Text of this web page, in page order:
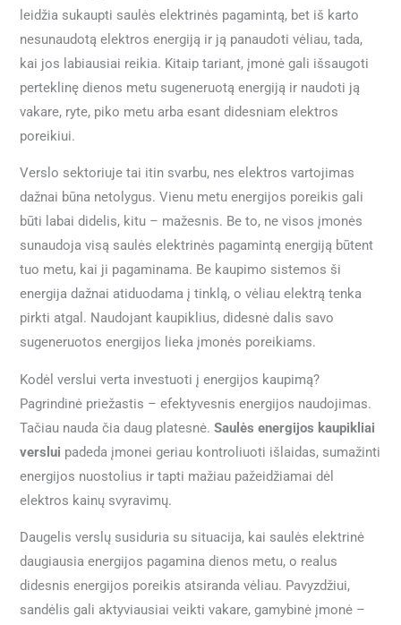
leidžia sukaupti saulės elektrinės pagamintą, bet iš karto
nesunaudotą elektros energiją ir ją panaudoti vėliau, tada,
kai jos labiausiai reikia. Kitaip tariant, įmonė gali išsaugoti
perteklinę dienos metu sugeneruotą energiją ir naudoti ją
vakare, ryte, piko metu arba esant didesniam elektros
poreikiui.
Verslo sektoriuje tai itin svarbu, nes elektros vartojimas
dažnai būna netolygus. Vienu metu energijos poreikis gali
būti labai didelis, kitu – mažesnis. Be to, ne visos įmonės
sunaudoja visą saulės elektrinės pagamintą energiją būtent
tuo metu, kai ji pagaminama. Be kaupimo sistemos ši
energija dažnai atiduodama į tinklą, o vėliau elektrą tenka
pirkti atgal. Naudojant kaupiklius, didesnė dalis savo
sugeneruotos energijos lieka įmonės poreikiams.
Kodėl verslui verta investuoti į energijos kaupimą?
Pagrindinė priežastis – efektyvesnis energijos naudojimas.
Tačiau nauda čia daug platesnė.Saulės energijos kaupikliai
verslui padeda įmonei geriau kontroliuoti išlaidas, sumažinti
energijos nuostolius ir tapti mažiau pažeidžiamai dėl
elektros kainų svyravimų.
Daugelis verslų susiduria su situacija, kai saulės elektrinė
daugiausia energijos pagamina dienos metu, o realus
didesnis energijos poreikis atsiranda vėliau. Pavyzdžiui,
sandėlis gali aktyviausiai veikti vakare, gamybinė įmonė –